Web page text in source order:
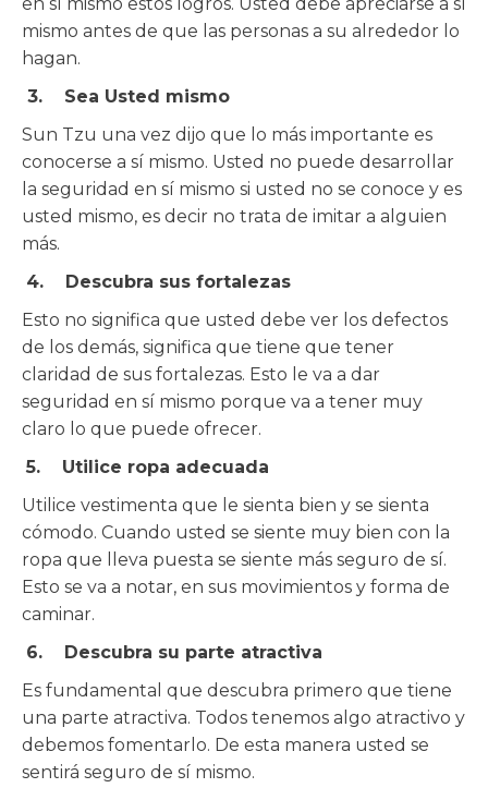
mismo antes de que las personas a su alrededor lo
hagan.
3. Sea Usted mismo
Sun Tzu una vez dijo que lo más importante es
conocerse a sí mismo. Usted no puede desarrollar
la seguridad en sí mismo si usted no se conoce y es
usted mismo, es decir no trata de imitar a alguien
más.
4. Descubra sus fortalezas
Esto no significa que usted debe ver los defectos
de los demás, significa que tiene que tener
claridad de sus fortalezas. Esto le va a dar
seguridad en sí mismo porque va a tener muy
claro lo que puede ofrecer.
5. Utilice ropa adecuada
Utilice vestimenta que le sienta bien y se sienta
cómodo. Cuando usted se siente muy bien con la
ropa que lleva puesta se siente más seguro de sí.
Esto se va a notar, en sus movimientos y forma de
caminar.
6. Descubra su parte atractiva
Es fundamental que descubra primero que tiene
una parte atractiva. Todos tenemos algo atractivo y
debemos fomentarlo. De esta manera usted se
sentirá seguro de sí mismo.